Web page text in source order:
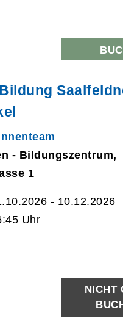
- Bildungszentrum,
1
- 10.12.2026
Uhr
NICHT